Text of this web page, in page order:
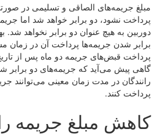
مبلغ جریمه‌های الصاقی و تسلیمی در
پرداخت نشود، دو برابر خواهد شد اما
دوربین به هیچ عنوان دو برابر نخواهد شد.
برابر شدن جریمه‌ها پرداخت آن در زمان
پرداخت قبض‌های جریمه دو ماه پس از
گاهی پیش می‌آید که جریمه‌های دو برابر
رانندگان در مدت زمان معینی می‌توانند
پرداخت کنند.
کاهش مبلغ جریمه